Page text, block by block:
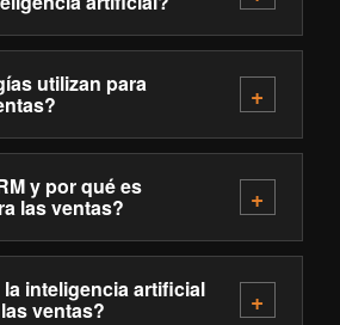
utilizan para
y por qué es
las ventas?
inteligencia artificial
ventas?